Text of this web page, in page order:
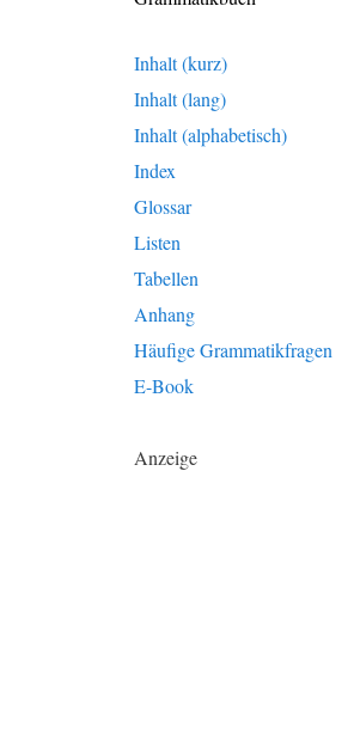
Inhalt (kurz)
Inhalt (lang)
Inhalt (alphabetisch)
Index
Glossar
Listen
Tabellen
Anhang
Häufige Grammatikfragen
E-Book
Anzeige